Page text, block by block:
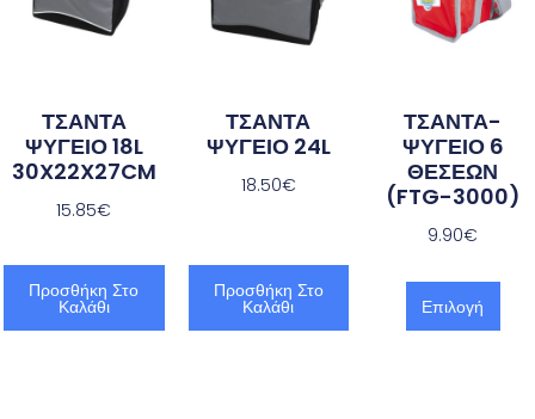
ΤΣΑΝΤΑ
ΨΥΓΕΙΟ 18L
30X22X27CM
15.85€
Προσθήκη Στο
Καλάθι
ΤΣΑΝΤΑ
ΨΥΓΕΙΟ 24L
18.50€
Προσθήκη Στο
Καλάθι
ΤΣΑΝΤΑ-
ΨΥΓΕΙΟ 6
ΘΕΣΕΩΝ
(FTG-3000)
9.90€
Επιλογή